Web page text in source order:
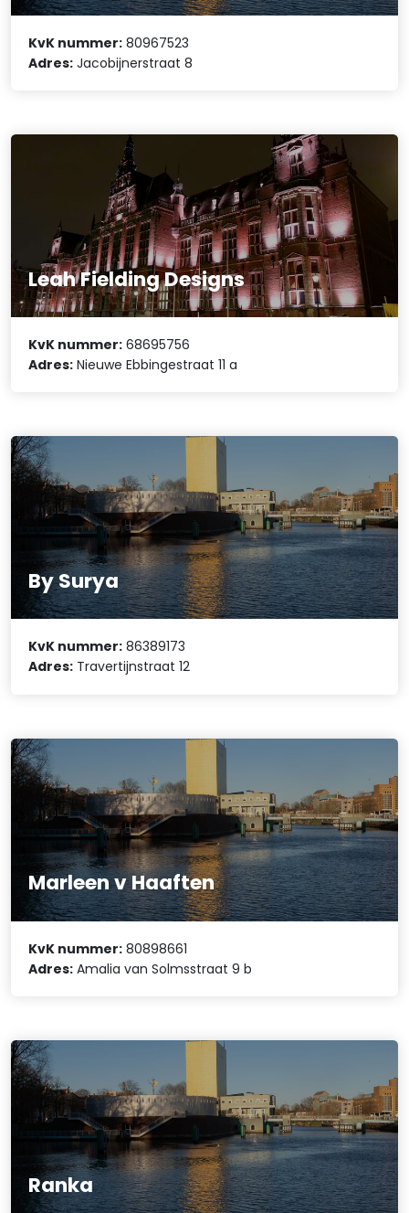
KvK nummer: 80967523
Adres: Jacobijnerstraat 8
Leah Fielding Designs
KvK nummer: 68695756
Adres: Nieuwe Ebbingestraat 11 a
By Surya
KvK nummer: 86389173
Adres: Travertijnstraat 12
Marleen v Haaften
KvK nummer: 80898661
Adres: Amalia van Solmsstraat 9 b
Ranka